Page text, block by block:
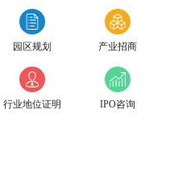
园区规划 产业招商
行业地位证明 IPO咨询